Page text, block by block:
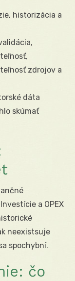
historizácia a
zdrojov a
dáta
skúmať
a OPEX
neexistsuje
spochybní.
čo